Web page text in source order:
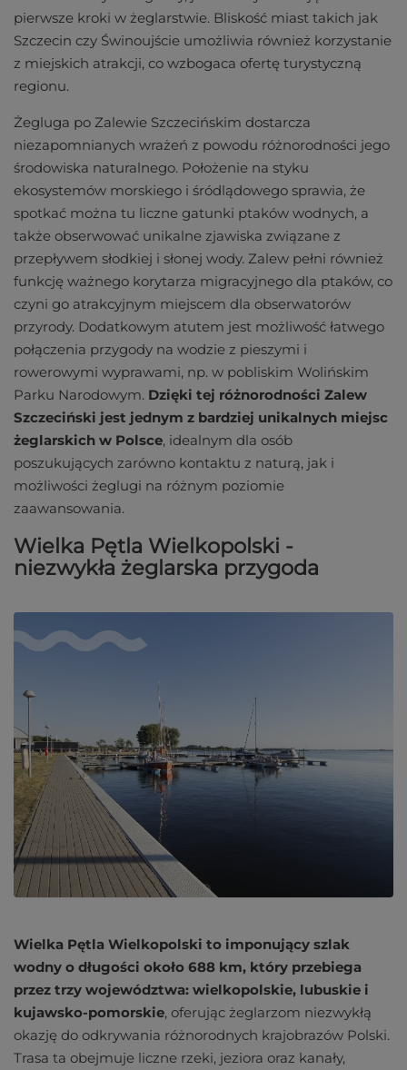
pierwsze kroki w żeglarstwie. Bliskość miast takich jak
Szczecin czy Świnoujście umożliwia również korzystanie
z miejskich atrakcji, co wzbogaca ofertę turystyczną
regionu.
Żegluga po Zalewie Szczecińskim dostarcza
niezapomnianych wrażeń z powodu różnorodności jego
środowiska naturalnego. Położenie na styku
ekosystemów morskiego i śródlądowego sprawia, że
spotkać można tu liczne gatunki ptaków wodnych, a
także obserwować unikalne zjawiska związane z
przepływem słodkiej i słonej wody. Zalew pełni również
funkcję ważnego korytarza migracyjnego dla ptaków, co
czyni go atrakcyjnym miejscem dla obserwatorów
przyrody. Dodatkowym atutem jest możliwość łatwego
połączenia przygody na wodzie z pieszymi i
rowerowymi wyprawami, np. w pobliskim Wolińskim
Parku Narodowym. Dzięki tej różnorodności Zalew
Szczeciński jest jednym z bardziej unikalnych miejsc
żeglarskich w Polsce, idealnym dla osób
poszukujących zarówno kontaktu z naturą, jak i
możliwości żeglugi na różnym poziomie
zaawansowania.
Wielka Pętla Wielkopolski -
niezwykła żeglarska przygoda
Wielka Pętla Wielkopolski to imponujący szlak
wodny o długości około 688 km, który przebiega
przez trzy województwa: wielkopolskie, lubuskie i
kujawsko-pomorskie, oferując żeglarzom niezwykłą
okazję do odkrywania różnorodnych krajobrazów Polski.
Trasa ta obejmuje liczne rzeki, jeziora oraz kanały,